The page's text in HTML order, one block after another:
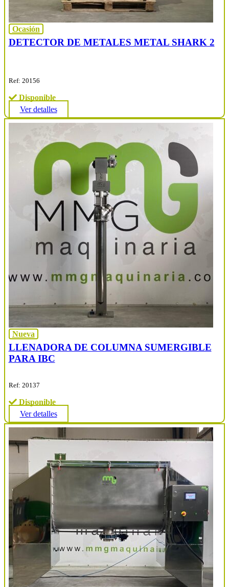
Ocasión
DETECTOR DE METALES METAL SHARK 2
Ref: 20156
Disponible
Ver detalles
Nueva
LLENADORA DE COLUMNA SUMERGIBLE
PARA IBC
Ref: 20137
Disponible
Ver detalles